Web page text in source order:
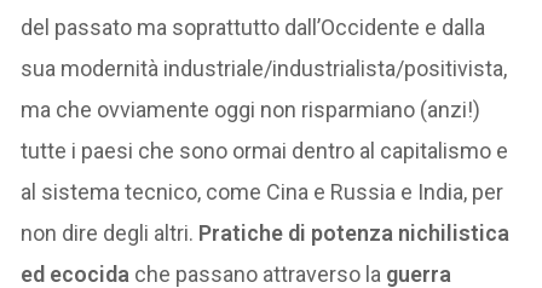
del passato ma soprattutto dall’Occidente e dalla
sua modernità industriale/industrialista/positivista,
ma che ovviamente oggi non risparmiano (anzi!)
tutte i paesi che sono ormai dentro al capitalismo e
al sistema tecnico, come Cina e Russia e India, per
non dire degli altri. Pratiche di potenza nichilistica
ed ecocida che passano attraverso la guerra